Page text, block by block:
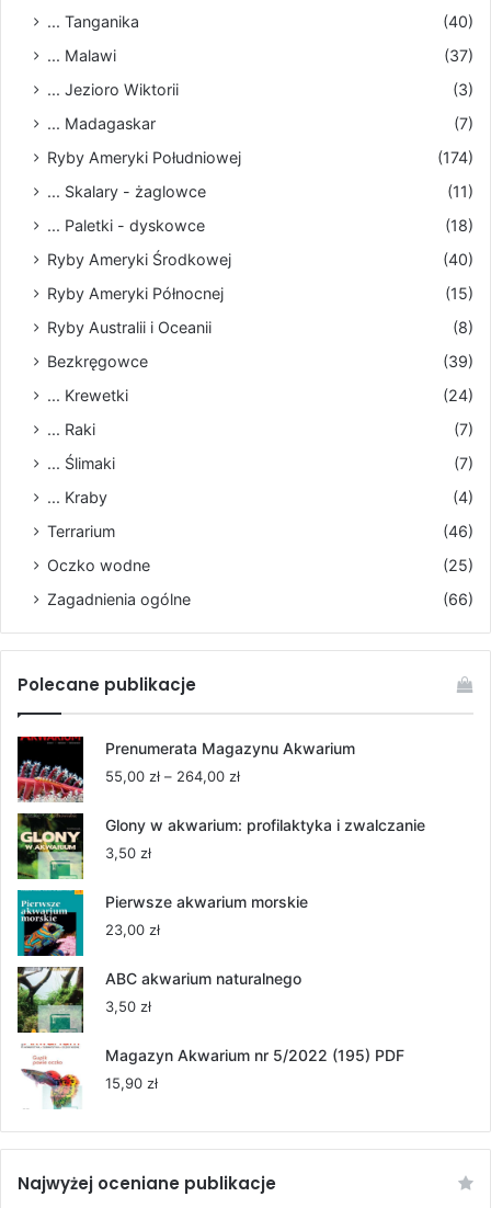
... Tanganika
(40)
... Malawi
(37)
... Jezioro Wiktorii
(3)
... Madagaskar
(7)
Ryby Ameryki Południowej
(174)
... Skalary - żaglowce
(11)
... Paletki - dyskowce
(18)
Ryby Ameryki Środkowej
(40)
Ryby Ameryki Północnej
(15)
Ryby Australii i Oceanii
(8)
Bezkręgowce
(39)
... Krewetki
(24)
... Raki
(7)
... Ślimaki
(7)
... Kraby
(4)
Terrarium
(46)
Oczko wodne
(25)
Zagadnienia ogólne
(66)
Polecane publikacje
Prenumerata Magazynu Akwarium
55,00 zł – 264,00 złZakres
od
Glony w akwarium: profilaktyka i zwalczanie
3,50 zł
Pierwsze akwarium morskie
23,00 zł
ABC akwarium naturalnego
3,50 zł
Magazyn Akwarium nr 5/2022 (195) PDF
15,90 zł
Najwyżej oceniane publikacje